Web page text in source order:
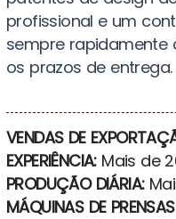
profissional e um
sempre rapidamente
os prazos de entrega.
VENDAS DE
EXPERIÊNCIA:Mais de
PRODUÇÃO DIÁRIA:
MÁQUINAS DE